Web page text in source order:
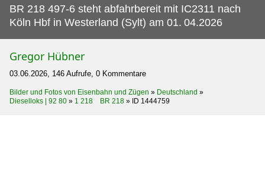
BR 218 497-6 steht abfahrbereit mit IC2311 nach
Köln Hbf in Westerland (Sylt) am 01. 04.2026
Gregor Hübner
03.06.2026, 146 Aufrufe, 0 Kommentare
Bilder und Fotos von Eisenbahn und Zügen » Deutschland »
Dieselloks | 92 80 » 1 218 BR 218 » ID 1444759